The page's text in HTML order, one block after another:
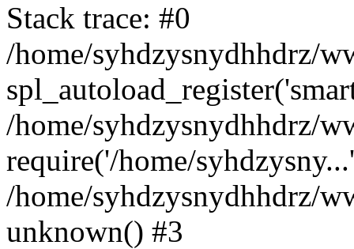
Stack trace: #0
/home/syhdzysnydhhdrz/
/home/syhdzysnydhhdrz/
require('/home/
/home/syhdzysnydhhdrz/
unknown() #3